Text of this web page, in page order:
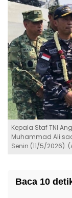
Kepala Staf TNI
Muhammad Ali
Senin (11/5/2026).
Baca 10